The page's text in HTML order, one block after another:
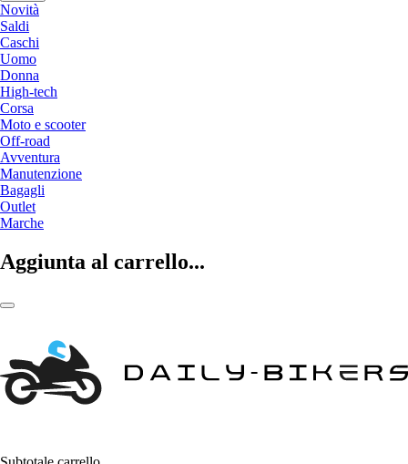
Novità
Saldi
Caschi
Uomo
Donna
High-tech
Corsa
Moto e scooter
Off-road
Avventura
Manutenzione
Bagagli
Outlet
Marche
Aggiunta al carrello...